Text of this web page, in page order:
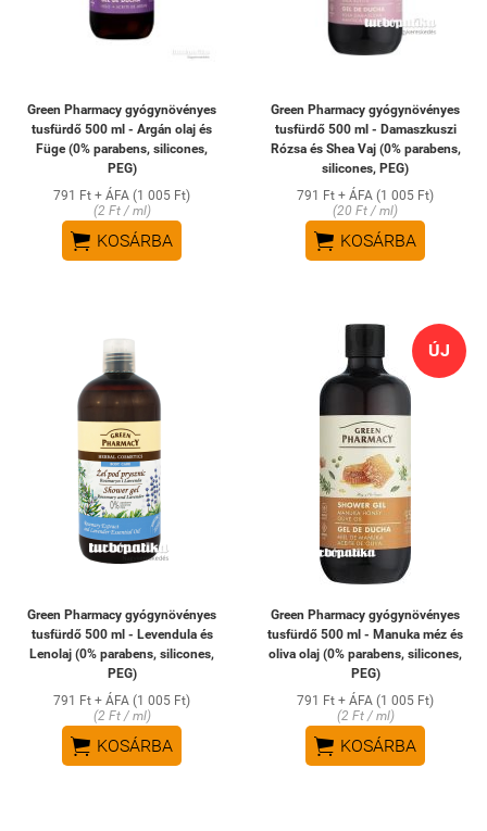
Green Pharmacy gyógynövényes
tusfürdő 500 ml - Argán olaj és
Füge (0% parabens, silicones,
PEG)
791 Ft + ÁFA (1 005 Ft)
(2 Ft / ml)
 KOSÁRBA
Green Pharmacy gyógynövényes
tusfürdő 500 ml - Damaszkuszi
Rózsa és Shea Vaj (0% parabens,
silicones, PEG)
791 Ft + ÁFA (1 005 Ft)
(20 Ft / ml)
 KOSÁRBA
Green Pharmacy gyógynövényes
tusfürdő 500 ml - Levendula és
Lenolaj (0% parabens, silicones,
PEG)
791 Ft + ÁFA (1 005 Ft)
(2 Ft / ml)
 KOSÁRBA
ÚJ
Green Pharmacy gyógynövényes
tusfürdő 500 ml - Manuka méz és
oliva olaj (0% parabens, silicones,
PEG)
791 Ft + ÁFA (1 005 Ft)
(2 Ft / ml)
 KOSÁRBA